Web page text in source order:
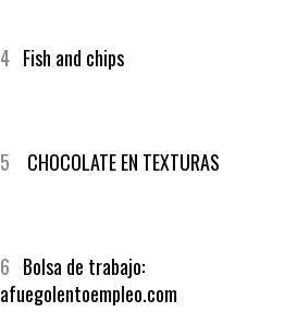
6Bolsa de trabajo: